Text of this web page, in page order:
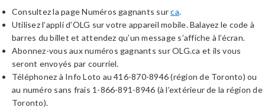
Consultez la page Numéros gagnants surca.
Utilisez l’appli d’OLG sur votre appareil mobile. Balayez le code à
barres du billet et attendez qu’un message s’affiche à l’écran.
Abonnez-vous aux numéros gagnants sur OLG.ca et ils vous
seront envoyés par courriel.
Téléphonez à Info Loto au 416-870-8946 (région de Toronto) ou
au numéro sans frais 1-866-891-8946 (à l’extérieur de la région de
Toronto).